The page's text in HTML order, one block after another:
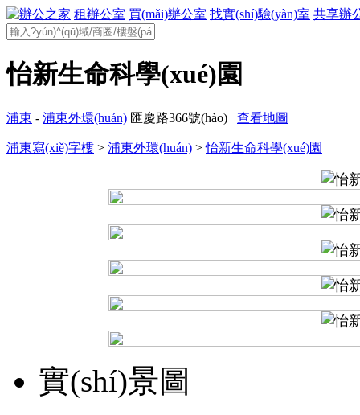
租辦公室 買(mǎi)辦公室 找實(shí)驗(yàn)室 共享辦
怡新生命科學(xué)園
浦東 - 浦東外環(huán) 匯慶路366號(hào) 查看地圖
浦東寫(xiě)字樓 > 浦東外環(huán) >怡新生命科學(xué)園
實(shí)景圖